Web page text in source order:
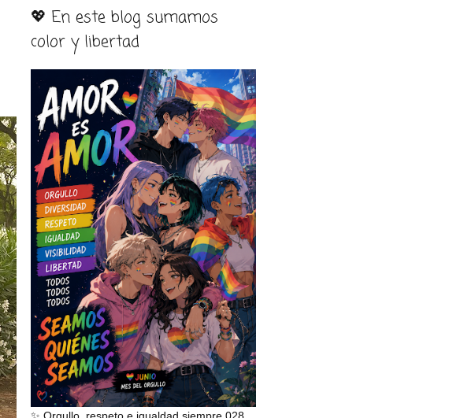
💖 En este blog sumamos
color y libertad
✨ Orgullo, respeto e igualdad siempre 028